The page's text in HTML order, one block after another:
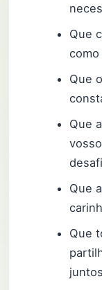
Que
Que
Que
Que
Que